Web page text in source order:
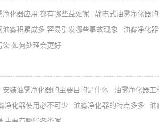
净化器应用 都有哪些益处呢 静电式油雾净化器
油雾积累成多 容易引发哪些事故现象 油雾净化
染 如何处理会更好
安装油雾净化器的主要目的是什么 油雾净化器工
净化器使用必不可少 油雾净化器的特点多多
油